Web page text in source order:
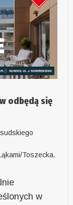
odbędą się
Toszecka.
w